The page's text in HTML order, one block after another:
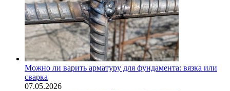
Можно ли варить арматуру для фундамента: вязка или
сварка
07.05.2026